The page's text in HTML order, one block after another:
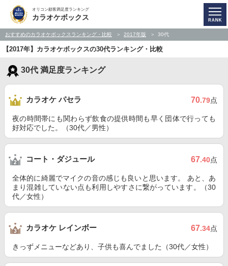
オリコン顧客満足度ランキング
カラオケボックス
おすすめのカラオケボックスランキング・比較 2017年版 30代
【2017年】カラオケボックスの30代ランキング・比較
30代 満足度ランキング
カラオケ パセラ 70.79点
夜の時間帯にも関わらず飲食の提供時間も早く団体で行っても
好対応でした。（30代／男性）
コート・ダジュール 67.40点
全体的に綺麗でマイクの音の感じも良いと思います。 あと、あ
まり混雑していない点も利用しやすさに繋がっています。（30
代／女性）
カラオケ レインボー 67.34点
きっずメニューなどあり、子供も喜んでました（30代／女性）